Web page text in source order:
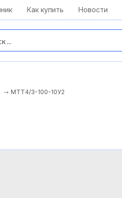
kai@antelcom.ru
Как купить Новости
МТТ4/3-100-10У2